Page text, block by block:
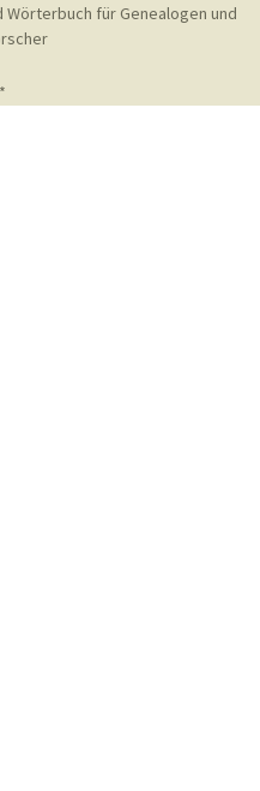
Wörterbuch für Genealogen und